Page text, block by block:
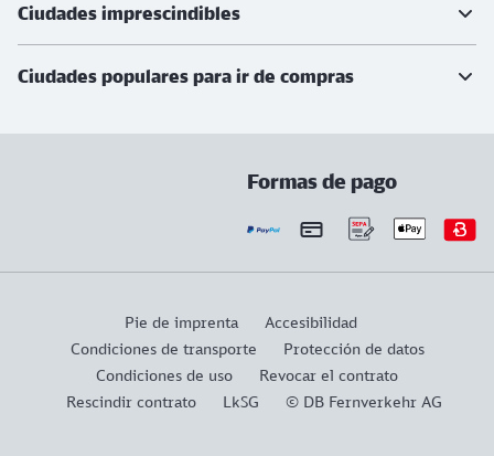
Ciudades imprescindibles
Ciudades populares para ir de compras
Formas de pago
Pie de imprenta
Accesibilidad
Condiciones de transporte
Protección de datos
Condiciones de uso
Revocar el contrato
Rescindir contrato
LkSG © DB Fernverkehr AG